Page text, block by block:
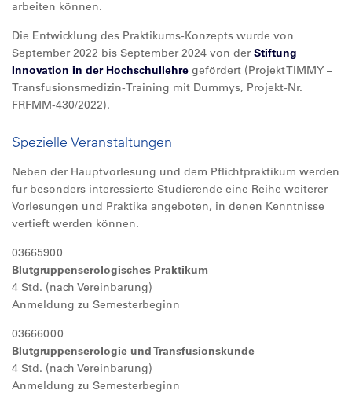
arbeiten können.
Die Entwicklung des Praktikums-Konzepts wurde von
September 2022 bis September 2024 von derStiftung
Innovation in der Hochschullehre gefördert (Projekt TIMMY –
Transfusionsmedizin-Training mit Dummys, Projekt-Nr.
FRFMM-430/2022).
Spezielle Veranstaltungen
Neben der Hauptvorlesung und dem Pflichtpraktikum werden
für besonders interessierte Studierende eine Reihe weiterer
Vorlesungen und Praktika angeboten, in denen Kenntnisse
vertieft werden können.
03665900
Blutgruppenserologisches Praktikum
4 Std. (nach Vereinbarung)
Anmeldung zu Semesterbeginn
03666000
Blutgruppenserologie und Transfusionskunde
4 Std. (nach Vereinbarung)
Anmeldung zu Semesterbeginn